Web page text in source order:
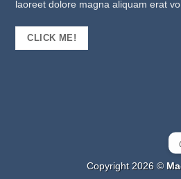
laoreet dolore magna aliquam erat
CLICK ME!
Copyright 2026 ©